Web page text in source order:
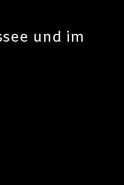
und im